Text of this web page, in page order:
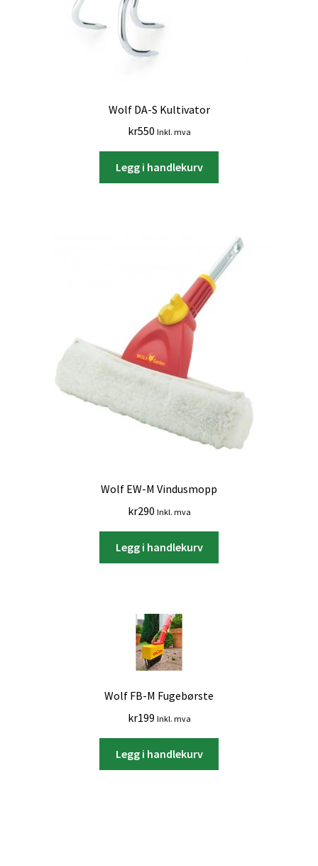
Wolf DA-S Kultivator
kr550 Inkl. mva
Legg i handlekurv
Wolf EW-M Vindusmopp
kr290 Inkl. mva
Legg i handlekurv
Wolf FB-M Fugebørste
kr199 Inkl. mva
Legg i handlekurv